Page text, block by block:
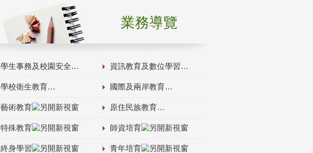
業務導覽
學生事務及校園安全 資訊教育及數位學習
學校衛生教育 國際及兩岸教育
藝術教育 原住民族教育
特殊教育 師資培育
終身學習 青年培育